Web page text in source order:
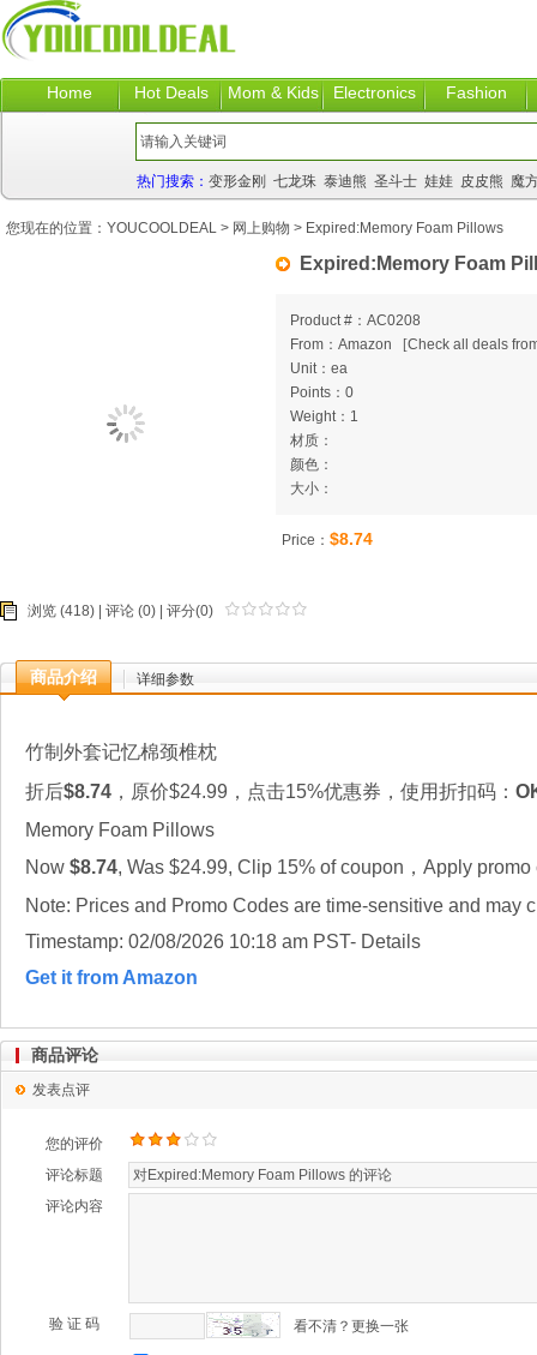
Home Hot Deals Mom & Kids Electronics Fashion
热门搜索： 变形金刚 七龙珠 泰迪熊 圣斗士 娃娃 皮皮熊 魔
Expired:Memory Foam
Product #：AC0208
From：Amazon
[Check all deals
Unit：ea
Points：0
Weight：1
材质：
颜色：
大小：
Price： $8.74
浏览 (418) | 评论 (0) | 评分(0)
商品介绍 详细参数
竹制外套记忆棉颈椎枕
折后$8.74 ，原价$24.99，点击15%优惠券，使用折扣码：
Memory Foam Pillows
Now $8.74, Was $24.99, Clip 15% of coupon，Apply promo
Note: Prices and Promo Codes are time-sensitive and may
Timestamp: 02/08/2026 10:18 am PST- Details
Get it from Amazon
您现在的位置： YOUCOOLDEAL > 网上购物 > Expired:Memory Foam Pillows
商品评论
发表点评
您的评价
评论标题
评论内容
验 证 码 看不清？更换一张